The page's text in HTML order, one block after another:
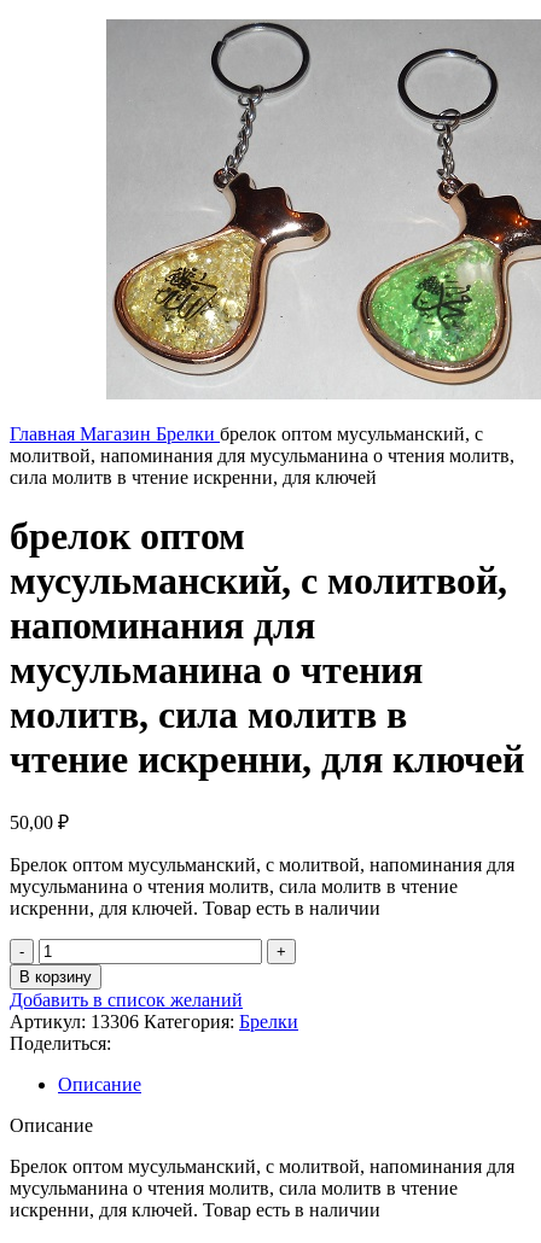
Главная Магазин Брелки брелок оптом мусульманский, с
молитвой, напоминания для мусульманина о чтения молитв,
сила молитв в чтение искренни, для ключей
брелок оптом
мусульманский, с молитвой,
напоминания для
мусульманина о чтения
молитв, сила молитв в
чтение искренни, для ключей
50,00 ₽
Брелок оптом мусульманский, с молитвой, напоминания для
мусульманина о чтения молитв, сила молитв в чтение
искренни, для ключей. Товар есть в наличии
Количество
товара
брелок
оптом
мусульманский,
с
молитвой,
напоминания
для
о
чтения
молитв,
В корзину
Добавить в список желаний
Артикул: 13306 Категория: Брелки
Поделиться:
Описание
Описание
Брелок оптом мусульманский, с молитвой, напоминания для
мусульманина о чтения молитв, сила молитв в чтение
искренни, для ключей. Товар есть в наличии